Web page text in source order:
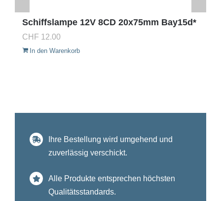
Schiffslampe 12V 8CD 20x75mm Bay15d*
CHF 12.00
In den Warenkorb
Ihre Bestellung wird umgehend und
zuverlässig verschickt.
Alle Produkte entsprechen höchsten
Qualitätsstandards.